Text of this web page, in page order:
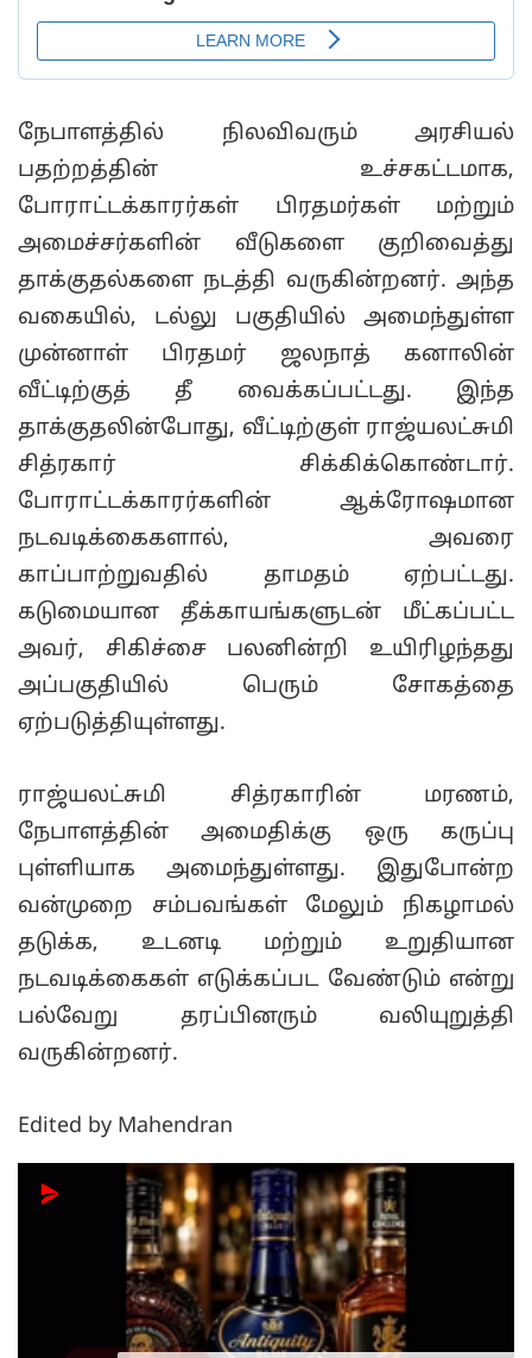
நேபாளத்தில் நிலவிவரும் அரசியல்
பதற்றத்தின் உச்சகட்டமாக,
போராட்டக்காரர்கள் பிரதமர்கள் மற்றும்
அமைச்சர்களின் வீடுகளை குறிவைத்து
தாக்குதல்களை நடத்தி வருகின்றனர். அந்த
வகையில், டல்லு பகுதியில் அமைந்துள்ள
முன்னாள் பிரதமர் ஜலநாத் கனாலின்
வீட்டிற்குத் தீ வைக்கப்பட்டது. இந்த
தாக்குதலின்போது, வீட்டிற்குள் ராஜ்யலட்சுமி
சித்ரகார் சிக்கிக்கொண்டார்.
போராட்டக்காரர்களின் ஆக்ரோஷமான
நடவடிக்கைகளால், அவரை
காப்பாற்றுவதில் தாமதம் ஏற்பட்டது.
கடுமையான தீக்காயங்களுடன் மீட்கப்பட்ட
அவர், சிகிச்சை பலனின்றி உயிரிழந்தது
அப்பகுதியில் பெரும் சோகத்தை
ஏற்படுத்தியுள்ளது.
ராஜ்யலட்சுமி சித்ரகாரின் மரணம்,
நேபாளத்தின் அமைதிக்கு ஒரு கருப்பு
புள்ளியாக அமைந்துள்ளது. இதுபோன்ற
வன்முறை சம்பவங்கள் மேலும் நிகழாமல்
தடுக்க, உடனடி மற்றும் உறுதியான
நடவடிக்கைகள் எடுக்கப்பட வேண்டும் என்று
பல்வேறு தரப்பினரும் வலியுறுத்தி
வருகின்றனர்.
Edited by Mahendran